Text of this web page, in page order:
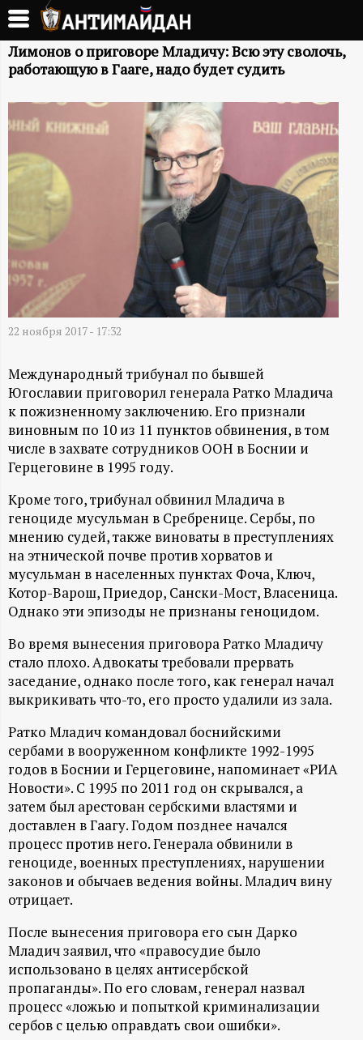
Перейти
основному
содержанию
А
Т
И
А
Й
Д
А
Н
-
и
н
ф
о
р
м
а
ц
и
о
н
н
ы
й
п
Лимонов о приговоре Младичу: Всю эту сволочь,
работающую в Гааге, надо будет судить
22 ноября 2017 - 17:32
Международный трибунал по бывшей
Югославии приговорил генерала Ратко Младича
к пожизненному заключению. Его признали
виновным по 10 из 11 пунктов обвинения, в том
числе в захвате сотрудников ООН в Боснии и
Герцеговине в 1995 году.
Кроме того, трибунал обвинил Младича в
геноциде мусульман в Сребренице. Сербы, по
мнению судей, также виноваты в преступлениях
на этнической почве против хорватов и
мусульман в населенных пунктах Фоча, Ключ,
Котор-Варош, Приедор, Сански-Мост, Власеница.
Однако эти эпизоды не признаны геноцидом.
Во время вынесения приговора Ратко Младичу
стало плохо. Адвокаты требовали прервать
заседание, однако после того, как генерал начал
выкрикивать что-то, его просто удалили из зала.
Ратко Младич командовал боснийскими
сербами в вооруженном конфликте 1992-1995
годов в Боснии и Герцеговине, напоминает «РИА
Новости». С 1995 по 2011 год он скрывался, а
затем был арестован сербскими властями и
доставлен в Гаагу. Годом позднее начался
процесс против него. Генерала обвинили в
геноциде, военных преступлениях, нарушении
законов и обычаев ведения войны. Младич вину
отрицает.
После вынесения приговора его сын Дарко
Младич заявил, что «правосудие было
использовано в целях антисербской
пропаганды». По его словам, генерал назвал
процесс «ложью и попыткой криминализации
сербов с целью оправдать свои ошибки».